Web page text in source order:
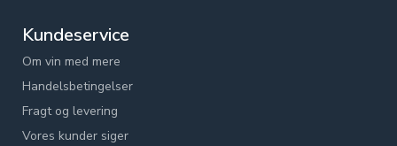
Kundeservice
Om vin med mere
Handelsbetingelser
Fragt og levering
Vores kunder siger